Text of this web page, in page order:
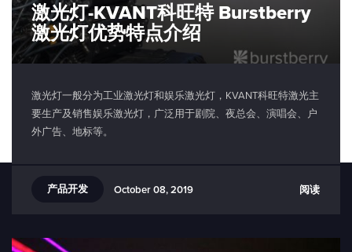
激光灯-KVANT科旺特 Burstberry
激光灯优势特点介绍
激光灯一般分为工业激光灯和娱乐激光灯，KVANT科旺特激光主
要生产及销售娱乐激光灯，广泛用于剧院、夜总会、演唱会、户
外广告、地标等。
产品开发 October 08, 2019 阅读